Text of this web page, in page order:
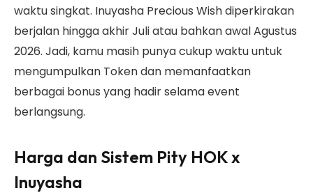
waktu singkat. Inuyasha Precious Wish diperkirakan
berjalan hingga akhir Juli atau bahkan awal Agustus
2026. Jadi, kamu masih punya cukup waktu untuk
mengumpulkan Token dan memanfaatkan
berbagai bonus yang hadir selama event
berlangsung.
Harga dan Sistem Pity HOK x
Inuyasha